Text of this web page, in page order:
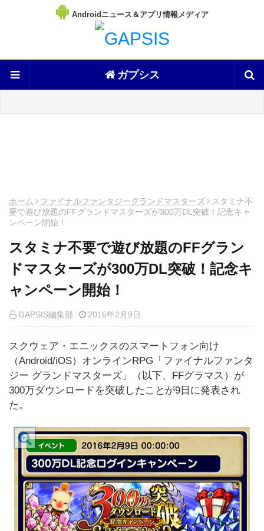
Androidニュース＆アプリ情報メディア
ガプシス
ホーム ファイナルファンタジーグランドマスターズ
スタミナ不
要で遊び放題のFFグランドマスターズが300万DL突破！記念キャ
ンペーン開始！
スタミナ不要で遊び放題のFFグラン
ドマスターズが300万DL突破！記念キ
ャンペーン開始！
GAPSIS編集部 2016年2月9日
スクウェア・エニックスのスマートフォン向け
（Android/iOS）オンラインRPG「ファイナルファンタ
ジー グランドマスターズ」（以下、FFグラマス）が
300万ダウンロードを突破したことが9日に発表され
た。